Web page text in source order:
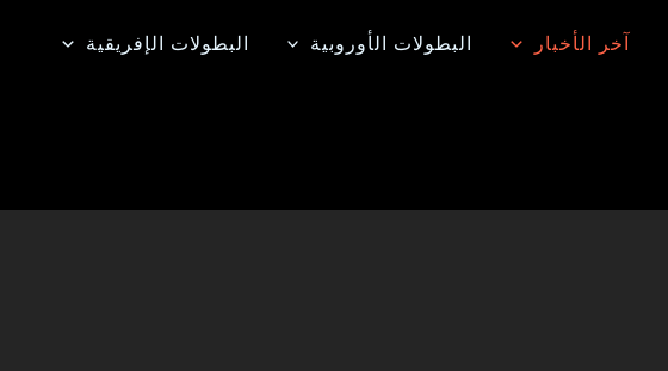
آخر الأخبار البطولات الأوروبية البطولات الإفريقية